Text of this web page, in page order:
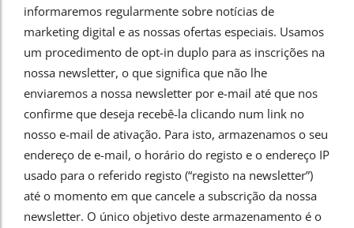
informaremos regularmente sobre notícias de
marketing digital e as nossas ofertas especiais. Usamos
um procedimento de opt-in duplo para as inscrições na
nossa newsletter, o que significa que não lhe
enviaremos a nossa newsletter por e-mail até que nos
confirme que deseja recebê-la clicando num link no
nosso e-mail de ativação. Para isto, armazenamos o seu
endereço de e-mail, o horário do registo e o endereço IP
usado para o referido registo (“registo na newsletter”)
até o momento em que cancele a subscrição da nossa
newsletter. O único objetivo deste armazenamento é o